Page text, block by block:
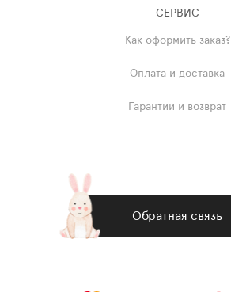
СЕРВИС
Как оформить заказ?
Оплата и доставка
Гарантии и возврат
Обратная связь